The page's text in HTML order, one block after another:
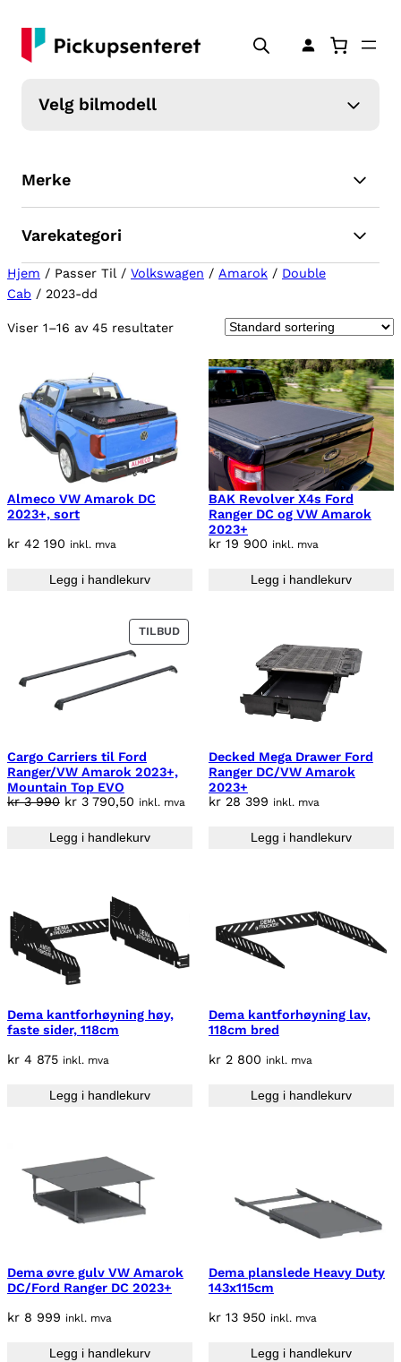
Velg bilmodell
Merke
Varekategori
Hjem / Passer Til / Volkswagen / Amarok / Double
Cab / 2023-dd
Viser 1–16 av 45 resultater
Almeco VW Amarok DC
2023+, sort
kr 42 190 inkl. mva
Legg i handlekurv
BAK Revolver X4s Ford
Ranger DC og VW Amarok
2023+
kr 19 900 inkl. mva
Legg i handlekurv
TILBUDP
R
A
Cargo Carriers til Ford
Ranger/VW Amarok 2023+,
Mountain Top EVO
kr3 990 O
p
n
l
i
p
i
k
r
9
9
0
kr 3 790,50 N
v
e
d
7
,
5
inkl. mva
Legg i handlekurv
Decked Mega Drawer Ford
Ranger DC/VW Amarok
2023+
kr 28 399 inkl. mva
Legg i handlekurv
Dema kantforhøyning høy,
faste sider, 118cm
kr 4 875 inkl. mva
Legg i handlekurv
Dema kantforhøyning lav,
118cm bred
kr 2 800 inkl. mva
Legg i handlekurv
Dema øvre gulv VW Amarok
DC/Ford Ranger DC 2023+
kr 8 999 inkl. mva
Legg i handlekurv
Dema planslede Heavy Duty
143x115cm
kr 13 950 inkl. mva
Legg i handlekurv